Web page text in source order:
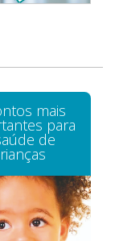
mais
para
de